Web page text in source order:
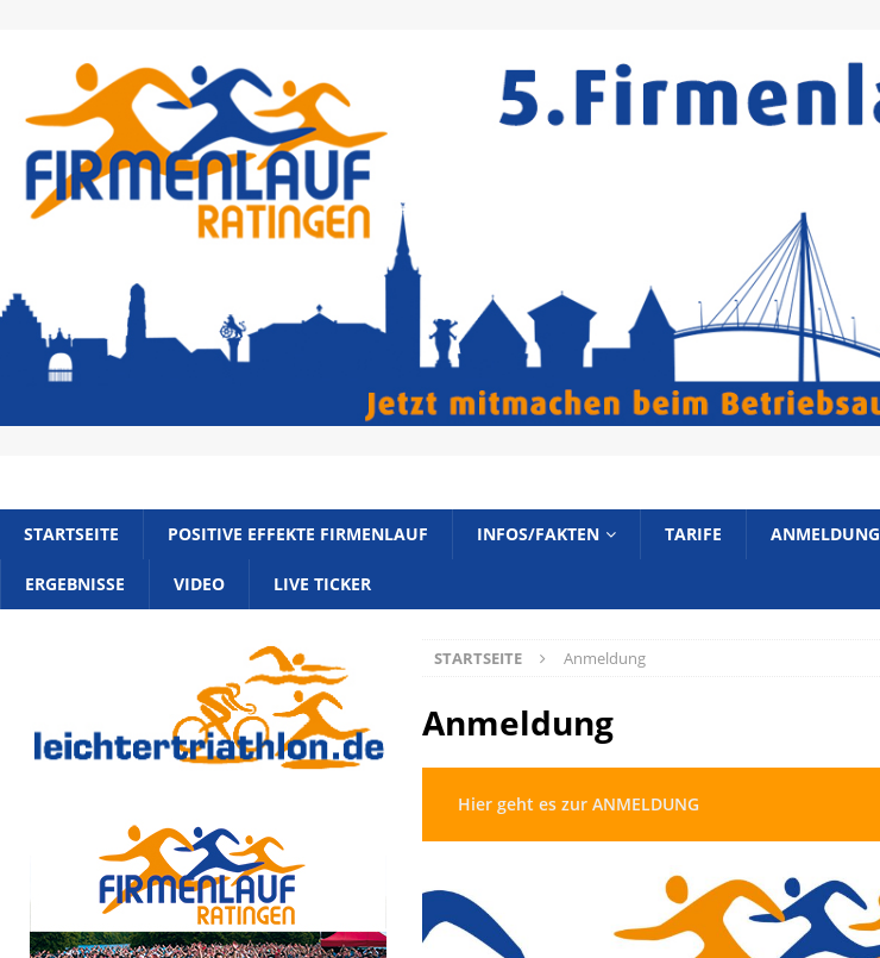
STARTSEITE POSITIVE EFFEKTE FIRMENLAUF INFOS/FAKTEN TARIFE ANMELDUNG
ERGEBNISSE VIDEO LIVE TICKER
STARTSEITE Anmeldung
Anmeldung
Hier geht es zur ANMELDUNG